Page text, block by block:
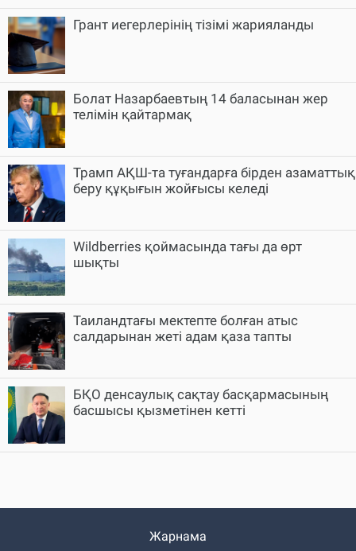
Грант иегерлерінің тізімі жарияланды
Болат Назарбаевтың 14 баласынан жер
телімін қайтармақ
Трамп АҚШ-та туғандарға бірден азаматтық
беру құқығын жойғысы келеді
Wildberries қоймасында тағы да өрт
шықты
Таиландтағы мектепте болған атыс
салдарынан жеті адам қаза тапты
БҚО денсаулық сақтау басқармасының
басшысы қызметінен кетті
Жарнама